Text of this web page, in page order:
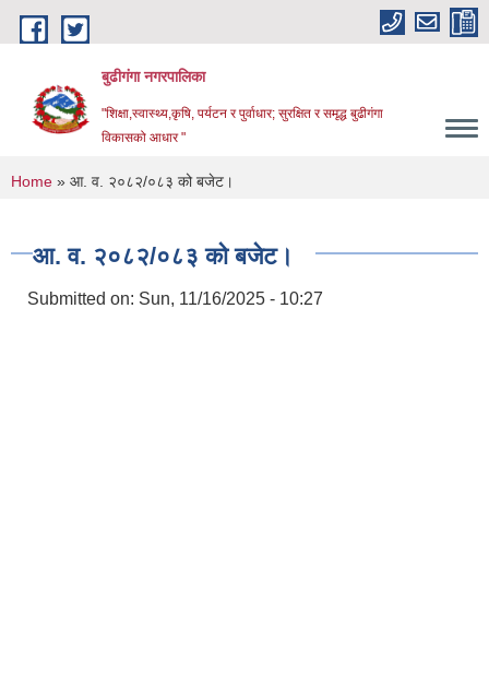
Skip to main content
बुढीगंगा नगरपालिका
"शिक्षा,स्वास्थ्य,कृषि, पर्यटन र पुर्वाधार; सुरक्षित र समृद्ध बुढीगंगा
विकासको आधार "
You are here
Home » आ. व. २०८२/०८३ को बजेट।
आ. व. २०८२/०८३ को बजेट।
Submitted on: Sun, 11/16/2025 - 10:27